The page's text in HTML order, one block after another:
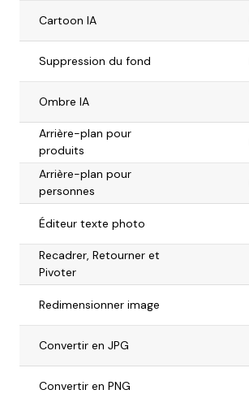
Cartoon IA
Suppression du fond
Ombre IA
Arrière-plan pour
produits
Arrière-plan pour
personnes
Éditeur texte photo
Recadrer, Retourner et
Pivoter
Redimensionner image
Convertir en JPG
Convertir en PNG